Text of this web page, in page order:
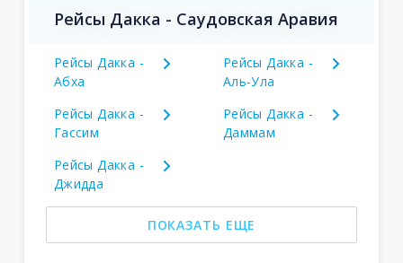
Рейсы Дакка - Саудовская Аравия
Рейсы Дакка -
Абха
Рейсы Дакка -
Аль-Ула
Рейсы Дакка -
Гассим
Рейсы Дакка -
Даммам
Рейсы Дакка -
Джидда
ПОКАЗАТЬ ЕЩЕ